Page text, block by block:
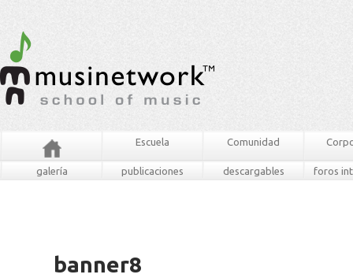
Escuela Comunidad
galería publicaciones descargables foros
banner8